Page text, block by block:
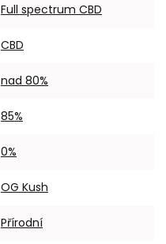
Full spectrum CBD
CBD
nad 80%
85%
0%
OG Kush
Přírodní